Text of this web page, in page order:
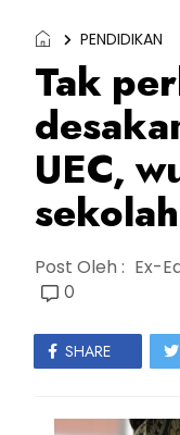
PENDIDIKAN
Tak
UEC,
Post Oleh : Ex-
0
SHARE